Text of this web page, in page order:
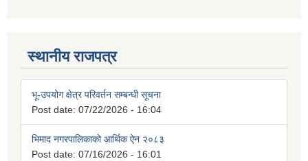
स्थानीय राजपत्र
भू-उपयोग क्षेत्र परिवर्तन सम्बन्धी सूचना
Post date: 07/22/2026 - 16:04
भिमाद नगरपालिकाको आर्थिक ऐन २०८३
Post date: 07/16/2026 - 16:01